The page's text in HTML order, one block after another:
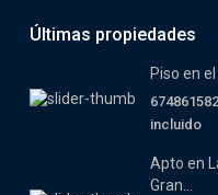
Últimas propiedades
Piso en
incluido
Apto en
Gran...